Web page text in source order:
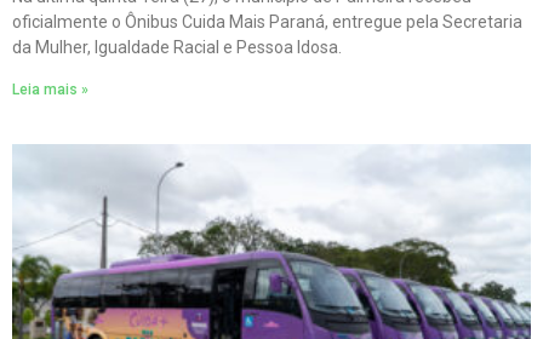
oficialmente o Ônibus Cuida Mais Paraná, entregue pela Secretaria
da Mulher, Igualdade Racial e Pessoa Idosa.
Leia mais »